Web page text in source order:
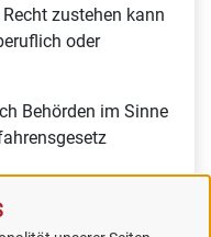
zustehen kann
oder
Behörden im Sinne